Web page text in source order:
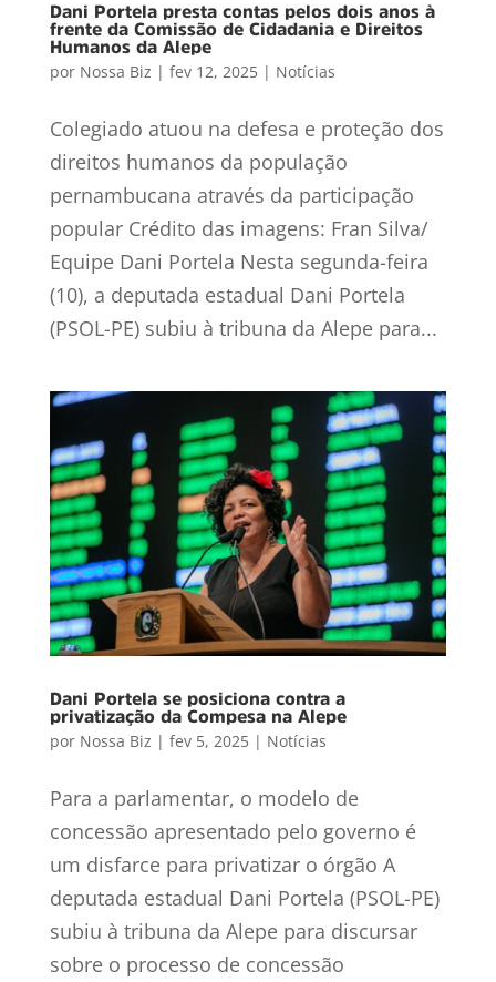
Dani Portela presta contas pelos dois anos à
frente da Comissão de Cidadania e Direitos
Humanos da Alepe
por Nossa Biz | fev 12, 2025| Notícias
Colegiado atuou na defesa e proteção dos
direitos humanos da população
pernambucana através da participação
popular Crédito das imagens: Fran Silva/
Equipe Dani Portela Nesta segunda-feira
(10), a deputada estadual Dani Portela
(PSOL-PE) subiu à tribuna da Alepe para...
Dani Portela se posiciona contra a
privatização da Compesa na Alepe
por Nossa Biz | fev 5, 2025| Notícias
Para a parlamentar, o modelo de
concessão apresentado pelo governo é
um disfarce para privatizar o órgão A
deputada estadual Dani Portela (PSOL-PE)
subiu à tribuna da Alepe para discursar
sobre o processo de concessão